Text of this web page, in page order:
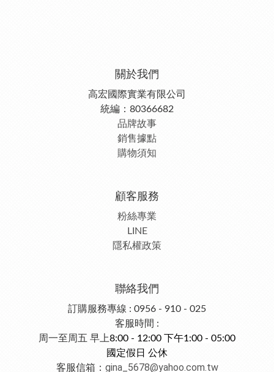
關於我們
高宏國際實業有限公司
統編：80366682
品牌故事
銷售據點
購物須知
顧客服務
粉絲專業
LINE
隱私權政策
聯絡我們
訂購服務專線 : 0956 - 910 - 025
客服時間 :
周一至周五 早上8:00 - 12:00 下午1:00 - 05:00
國定假日 公休
客服信箱： gina_5678@yahoo.com.tw